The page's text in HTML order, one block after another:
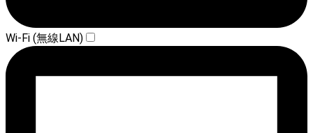
Wi-Fi (無線LAN)